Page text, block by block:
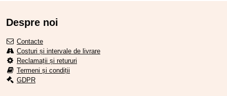
Despre noi
Contacte
Costuri și intervale de livrare
Reclamații și retururi
Termeni și condiții
GDPR